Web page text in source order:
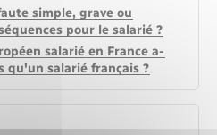
simple, grave ou
pour le salarié ?
salarié en France a-
qu'un salarié français ?